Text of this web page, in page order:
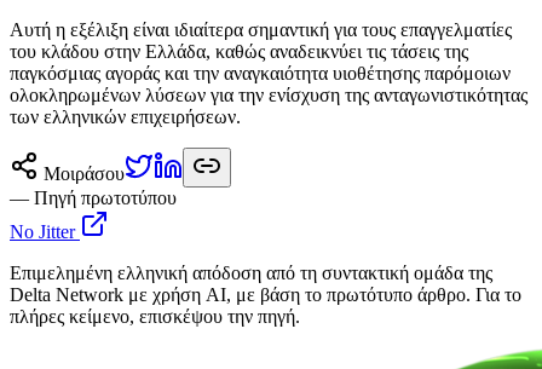
Αυτή η εξέλιξη είναι ιδιαίτερα σημαντική για τους επαγγελματίες
του κλάδου στην Ελλάδα, καθώς αναδεικνύει τις τάσεις της
παγκόσμιας αγοράς και την αναγκαιότητα υιοθέτησης παρόμοιων
ολοκληρωμένων λύσεων για την ενίσχυση της ανταγωνιστικότητας
των ελληνικών επιχειρήσεων.
Μοιράσου
— Πηγή πρωτοτύπου
No Jitter
Επιμελημένη ελληνική απόδοση από τη συντακτική ομάδα της
Delta Network με χρήση AI, με βάση το πρωτότυπο άρθρο. Για το
πλήρες κείμενο, επισκέψου την πηγή.